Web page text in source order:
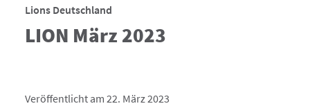
Lions Deutschland
LION März 2023
Veröffentlicht am 22. März 2023